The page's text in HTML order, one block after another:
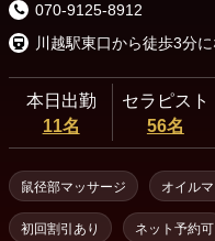
070-9125-8912
本日出勤
11名
セラピスト
56名
鼠径部マッサージ オイル
初回割引あり ネット予約可